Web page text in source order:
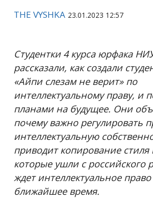
THE VYSHKA 23.01.2023 12:57
Студентки 4 курса юрфака
рассказали, как создали
«Айпи слезам не верит» по
интеллектуальному праву, и
планами на будущее. Они
почему важно регулировать
интеллектуальную
приводит копирование
которые ушли с российского
ждет интеллектуальное
ближайшее время.